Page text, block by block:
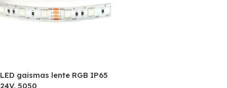
LED gaismas lente RGB IP65
24V, 5050